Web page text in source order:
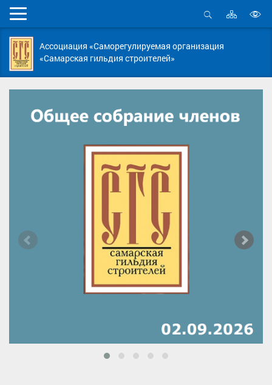
Мобильное
меню
Открыть
Карта
сайта
Ассоциация «Саморегулируемая организация
«Самарская гильдия строителей»